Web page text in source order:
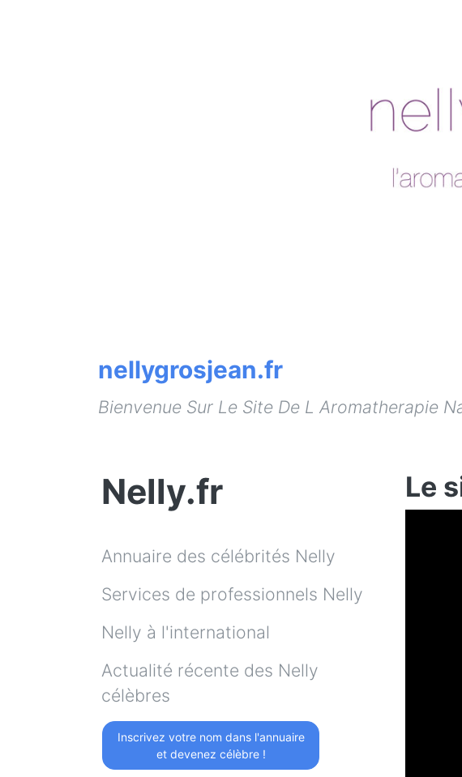
nellygrosjean.fr
Bienvenue Sur Le Site De L Aromatherapie
Nelly.fr
Annuaire des célébrités Nelly
Services de professionnels Nelly
Nelly à l'international
Actualité récente des Nelly
célèbres
Inscrivez votre nom dans l'annuaire
et devenez célèbre !
Le